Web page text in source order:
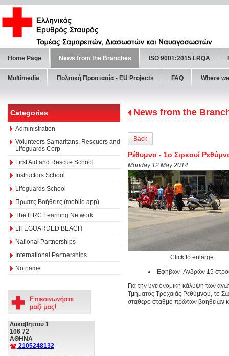
Home Page News from the Branches ISO 9001:2015 LRQA
Multimedia Πολιτική Προστασία - ΕU Projects FAQ Where
Categories
Administration
Volunteers Samaritans, Rescuers and
Lifeguards Corp
First Aid and Rescue School
Instructors School
Lifeguards School
Πρώτες Βοήθειες (mobile app)
The IFRC Learning Network
LIFEGUARDED BEACH
National Partnerships
International Partnerships
No name
Λυκαβηττού 1
106 72
ΑΘΗΝΑ
2105248132
News from the
Back
Ρέθυμνο - 1ο Σιρκουί
Monday 12 May 2014
Click to enlarge
Εφήβων- Ανδρών 15
Για την υγειονομική κάλυψη των
Τμήματος Τροχαιάς Ρεθύμνου, το
σταθερό σταθμό πρώτων βοηθειών